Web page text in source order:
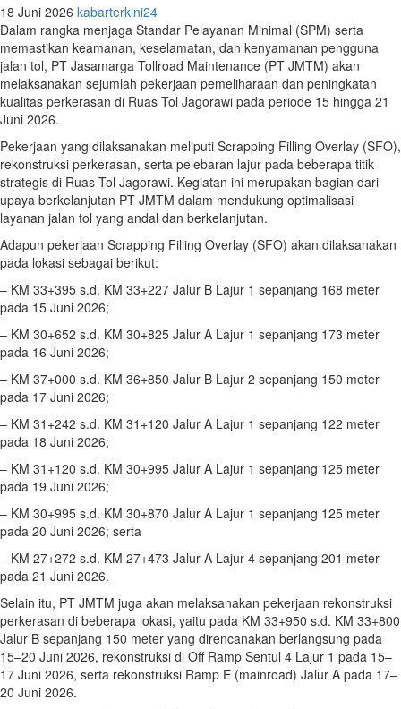
18 Juni 2026 kabarterkini24
Dalam rangka menjaga Standar Pelayanan Minimal (SPM) serta
memastikan keamanan, keselamatan, dan kenyamanan pengguna
jalan tol, PT Jasamarga Tollroad Maintenance (PT JMTM) akan
melaksanakan sejumlah pekerjaan pemeliharaan dan peningkatan
kualitas perkerasan di Ruas Tol Jagorawi pada periode 15 hingga 21
Juni 2026.
Pekerjaan yang dilaksanakan meliputi Scrapping Filling Overlay (SFO),
rekonstruksi perkerasan, serta pelebaran lajur pada beberapa titik
strategis di Ruas Tol Jagorawi. Kegiatan ini merupakan bagian dari
upaya berkelanjutan PT JMTM dalam mendukung optimalisasi
layanan jalan tol yang andal dan berkelanjutan.
Adapun pekerjaan Scrapping Filling Overlay (SFO) akan dilaksanakan
pada lokasi sebagai berikut:
– KM 33+395 s.d. KM 33+227 Jalur B Lajur 1 sepanjang 168 meter
pada 15 Juni 2026;
– KM 30+652 s.d. KM 30+825 Jalur A Lajur 1 sepanjang 173 meter
pada 16 Juni 2026;
– KM 37+000 s.d. KM 36+850 Jalur B Lajur 2 sepanjang 150 meter
pada 17 Juni 2026;
– KM 31+242 s.d. KM 31+120 Jalur A Lajur 1 sepanjang 122 meter
pada 18 Juni 2026;
– KM 31+120 s.d. KM 30+995 Jalur A Lajur 1 sepanjang 125 meter
pada 19 Juni 2026;
– KM 30+995 s.d. KM 30+870 Jalur A Lajur 1 sepanjang 125 meter
pada 20 Juni 2026; serta
– KM 27+272 s.d. KM 27+473 Jalur A Lajur 4 sepanjang 201 meter
pada 21 Juni 2026.
Selain itu, PT JMTM juga akan melaksanakan pekerjaan rekonstruksi
perkerasan di beberapa lokasi, yaitu pada KM 33+950 s.d. KM 33+800
Jalur B sepanjang 150 meter yang direncanakan berlangsung pada
15–20 Juni 2026, rekonstruksi di Off Ramp Sentul 4 Lajur 1 pada 15–
17 Juni 2026, serta rekonstruksi Ramp E (mainroad) Jalur A pada 17–
20 Juni 2026.